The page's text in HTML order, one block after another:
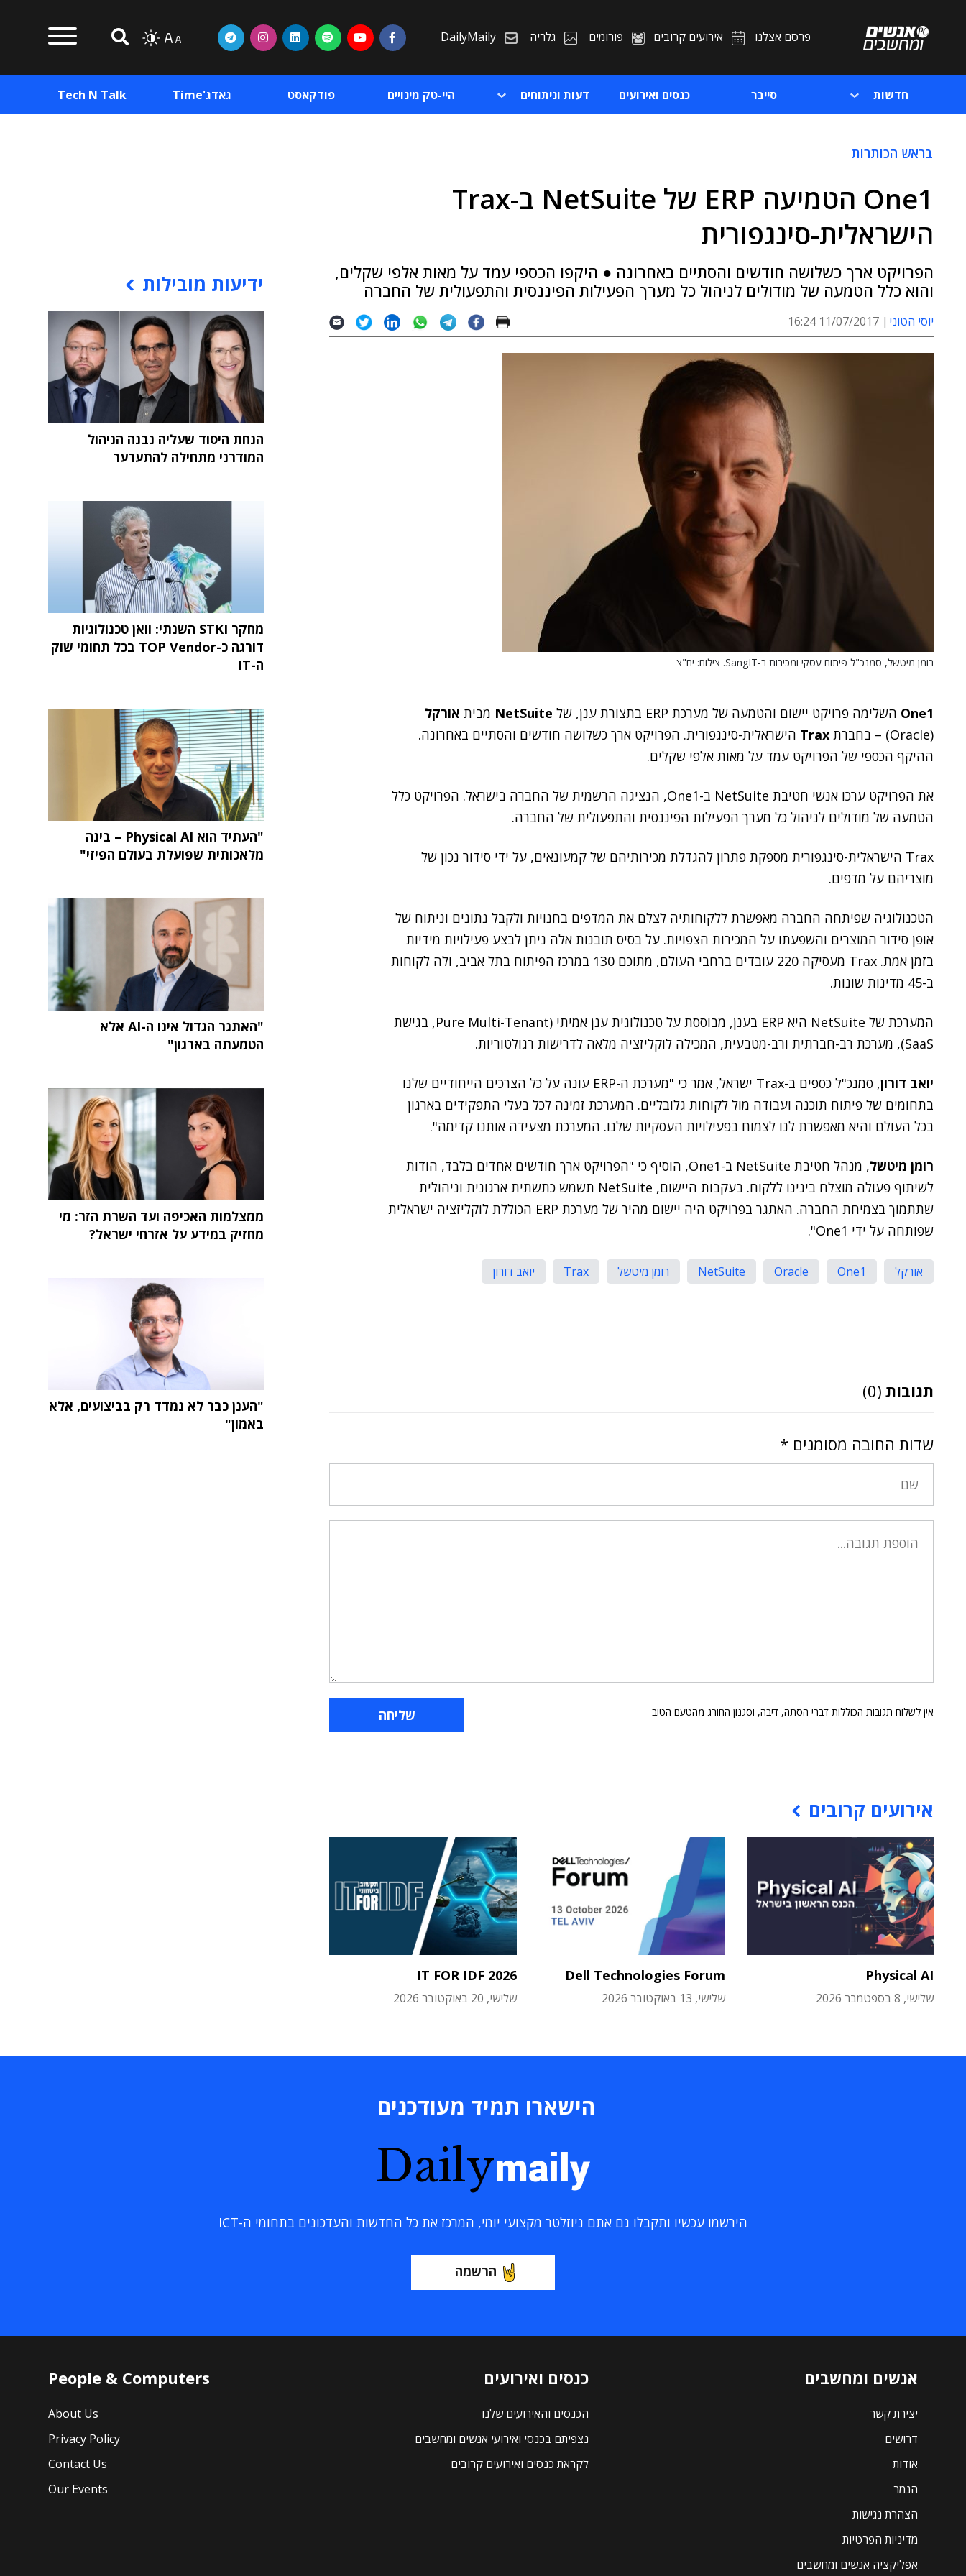
פרסם אצלנו אירועים קרובים פורומים גלריה DailyMaily
חדשות סייבר כנסים ואירועים דעות וניתוחים היי-טק מינויים פודקאסט גאדג'Time Tech N Talk
בראש הכותרות
One1 הטמיעה ERP של NetSuite ב-Trax
הישראלית-סינגפורית
הפרויקט ארך כשלושה חודשים והסתיים באחרונה ● היקפו הכספי עמד על מאות אלפי שקלים,
והוא כלל הטמעה של מודולים לניהול כל מערך הפעילות הפיננסית והתפעולית של החברה
יוסי הטוני 11/07/2017 16:24
רומן מיטשל, סמנכ"ל פיתוח עסקי ומכירות ב-SangIT. צילום: יח"צ
One1 השלימה פרויקט יישום והטמעה של מערכת ERP בתצורת ענן, של NetSuite מבית אורקל
(Oracle) – בחברת
Trax הישראלית-סינגפורית. הפרויקט ארך כשלושה חודשים והסתיים באחרונה.
ההיקף הכספי של הפרויקט עמד על מאות אלפי שקלים.
את הפרויקט ערכו אנשי חטיבת NetSuite ב-One1, הנציגה הרשמית של החברה בישראל. הפרויקט כלל
הטמעה של מודולים לניהול כל מערך הפעילות הפיננסית והתפעולית של החברה.
Trax הישראלית-סינגפורית מספקת פתרון להגדלת מכירותיהם של קמעונאים, על ידי סידור נכון של
מוצריהם על מדפים.
הטכנולוגיה שפיתחה החברה מאפשרת ללקוחותיה לצלם את המדפים בחנויות ולקבל נתונים וניתוח של
אופן סידור המוצרים והשפעתו על המכירות הצפויות. על בסיס תובנות אלה ניתן לבצע פעילויות מידיות
בזמן אמת. Trax מעסיקה 220 עובדים ברחבי העולם, מתוכם 130 במרכז הפיתוח בתל אביב, ולה לקוחות
ב-45 מדינות שונות.
המערכת של NetSuite היא ERP בענן, מבוססת על טכנולוגית ענן אמיתי (Pure Multi-Tenant, בגישת
SaaS), מערכת רב-חברתית ורב-מטבעית, המכילה לוקליזציה מלאה לדרישות רגולטוריות.
יואב דורון
, סמנכ"ל כספים ב-Trax ישראל, אמר כי "מערכת ה-ERP עונה על כל הצרכים הייחודיים שלנו
בתחומים של פיתוח תוכנה ועבודה מול לקוחות גלובליים. המערכת זמינה לכל בעלי התפקידים בארגון
בכל העולם והיא מאפשרת לנו לצמוח בפעילויות העסקיות שלנו. המערכת מצעידה אותנו קדימה".
רומן מיטשל
, מנהל חטיבת NetSuite ב-One1, הוסיף כי "הפרויקט ארך חודשים אחדים בלבד, הודות
לשיתוף פעולה מוצלח בינינו ללקוח. בעקבות היישום, NetSuite תשמש כתשתית ארגונית וניהולית
שתתמוך בצמיחת החברה. האתגר בפרויקט היה יישום מהיר של מערכת ERP הכוללת לוקליזציה ישראלית
שפותחה על ידי One1".
אורקל One1
Oracle
NetSuite רומן מיטשל Trax יואב דורון
תגובות (0)
שדות החובה מסומנים *
אין לשלוח תגובות הכוללות דברי הסתה, דיבה, וסגנון החורג מהטעם הטוב
אירועים קרובים
Physical AI
שלישי, 8 בספטמבר 2026
Dell Technologies Forum
שלישי, 13 באוקטובר 2026
IT FOR IDF 2026
שלישי, 20 באוקטובר 2026
ידיעות מובילות
הנחת היסוד שעליה נבנה הניהול
המודרני מתחילה להתערער
מחקר STKI השנתי: וואן טכנולוגיות
דורגה כ-TOP Vendor בכל תחומי שוק
ה-IT
"העתיד הוא Physical AI – בינה
מלאכותית שפועלת בעולם הפיזי"
"האתגר הגדול אינו ה-AI אלא
הטמעתה בארגון"
ממצלמות האכיפה ועד השרת הזר: מי
מחזיק במידע על אזרחי ישראל?
"הענן כבר לא נמדד רק בביצועים, אלא
באמון"
הישארו תמיד מעודכנים
Dailymaily
הירשמו עכשיו ותקבלו גם אתם ניוזלטר מקצועי יומי, המרכז את כל החדשות והעדכונים בתחומי ה-ICT
הרשמה
אנשים ומחשבים
יצירת קשר
דרושים
אודות
הנמר
הצהרת נגישות
מדיניות הפרטיות
אפליקציה אנשים ומחשבים
כנסים ואירועים
הכנסים והאירועים שלנו
נצפיתם בכנסי ואירועי אנשים ומחשבים
לקראת כנסים ואירועים קרובים
People & Computers
About Us
Privacy Policy
Contact Us
Our Events